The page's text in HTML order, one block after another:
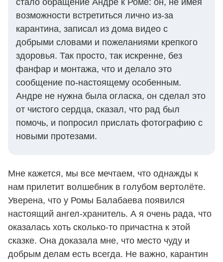
стало обращение Андре к Роме: он, не имея
возможности встретиться лично из-за
карантина, записал из дома видео с
добрыми словами и пожеланиями крепкого
здоровья. Так просто, так искренне, без
фанфар и монтажа, что и делало это
сообщение по-настоящему особенным.
Андре не нужна была огласка, он сделал это
от чистого сердца, сказал, что рад был
помочь, и попросил прислать фотографию с
новыми протезами.
Мне кажется, мы все мечтаем, что однажды к
нам прилетит волшебник в голубом вертолёте.
Уверена, что у Ромы Балабаева появился
настоящий ангел-хранитель. А я очень рада, что
оказалась хоть сколько-то причастна к этой
сказке. Она доказала мне, что место чуду и
добрым делам есть всегда. Не важно, карантин